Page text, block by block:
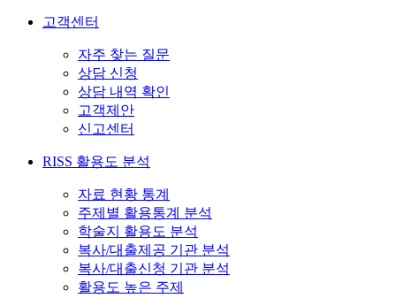
고객센터
자주 찾는 질문
상담 신청
상담 내역 확인
고객제안
신고센터
RISS 활용도 분석
자료 현황 통계
주제별 활용통계 분석
학술지 활용도 분석
복사/대출제공 기관 분석
복사/대출신청 기관 분석
활용도 높은 주제